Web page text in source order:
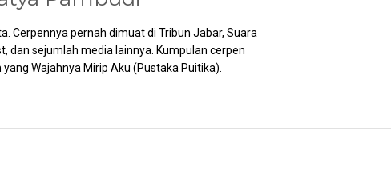
Cerpennya pernah dimuat di Tribun Jabar, Suara
dan sejumlah media lainnya. Kumpulan cerpen
Wajahnya Mirip Aku (Pustaka Puitika).